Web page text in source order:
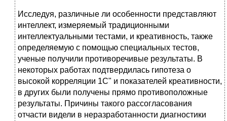
Исследуя, различные ли особенности представляют
интеллект, измеряемый традиционными
интеллектуальными тестами, и креативность, также
определяемую с помощью специальных тестов,
ученые получили противоречивые результаты. В
некоторых работах подтвердилась гипотеза о
высокой корреляции 1С" и показателей креативности,
в других были получены прямо противоположные
результаты. Причины такого рассогласования
отчасти видели в неразработанности диагностики